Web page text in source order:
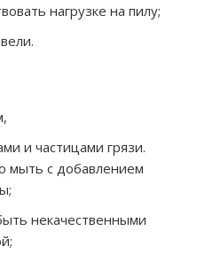
нагрузке на пилу;
и частицами грязи.
мыть с добавлением
некачественными